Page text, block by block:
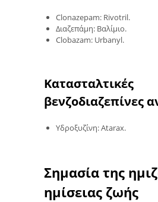
Clonazepam: Rivotril.
Διαζεπάμη: Βαλίμιο.
Clobazam: Urbanyl.
Κατασταλτικές
βενζοδιαζεπίνες
Υδροξυζίνη: Atarax.
Σημασία της
ημίσειας ζωής